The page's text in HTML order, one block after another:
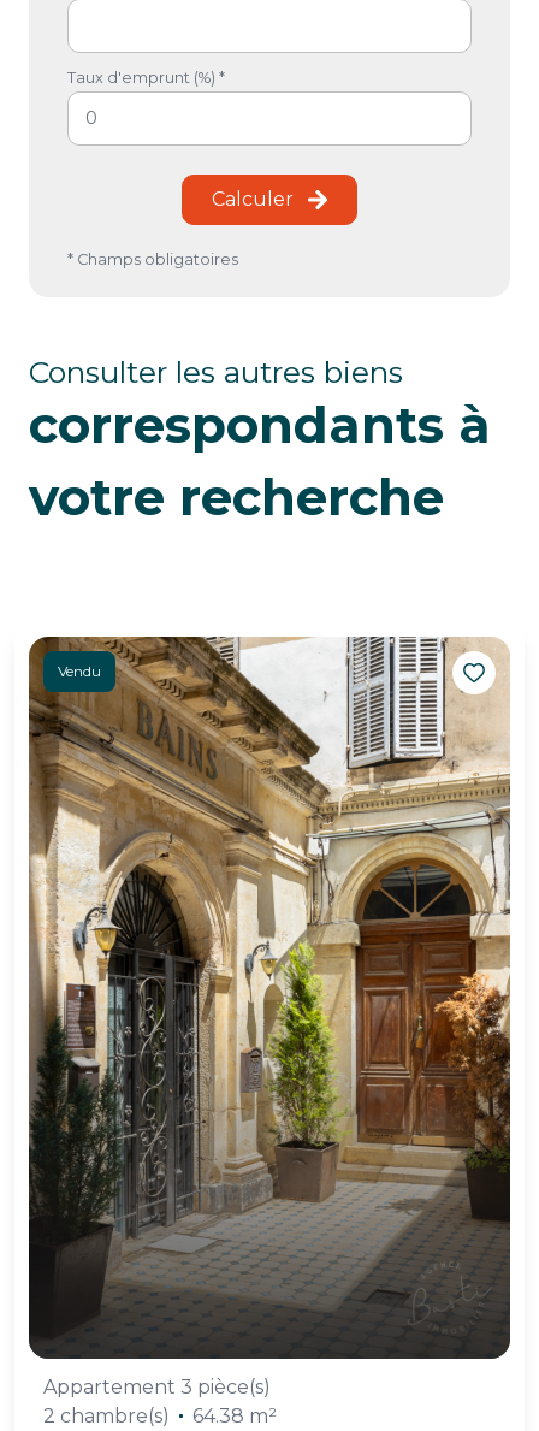
Taux d'emprunt (%) *
Calculer
* Champs obligatoires
Consulter les autres biens
correspondants à
votre recherche
Vendu
Appartement 3 pièce(s)
2 chambre(s)
64.38 m²